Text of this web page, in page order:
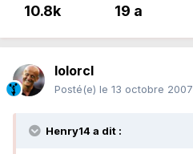
10.8k 19 a
lolorcl
Posté(e) le 13 octobre 2007
Henry14 a dit :